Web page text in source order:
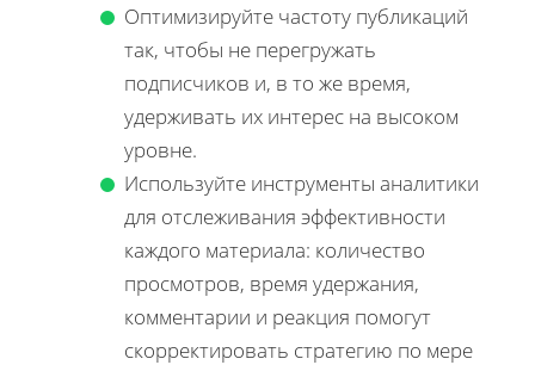
Оптимизируйте частоту публикаций
так, чтобы не перегружать
подписчиков и, в то же время,
удерживать их интерес на высоком
уровне.
Используйте инструменты аналитики
для отслеживания эффективности
каждого материала: количество
просмотров, время удержания,
комментарии и реакция помогут
скорректировать стратегию по мере